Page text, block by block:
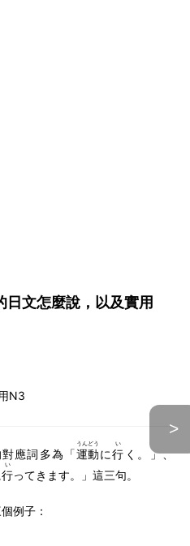
文怎麼說，以及實用
N3
>
應詞多為「運動
うんどう
に行
い
く。」、
行
い
ってきます。」這三句。
例子：